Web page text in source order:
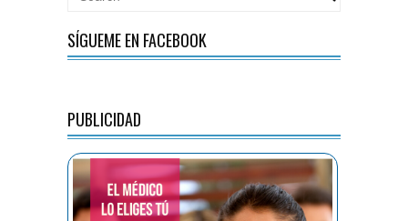
SÍGUEME EN FACEBOOK
PUBLICIDAD